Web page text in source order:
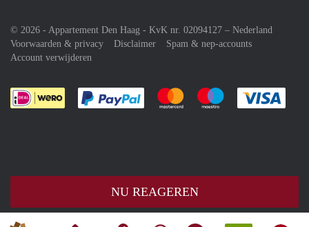
NU REAGEREN
© 2026 - Appartement Den Haag - KvK nr. 02094127 – Nederland
Voorwaarden & privacy
Disclaimer
Spam & nep-accounts
Account verwijderen
Je rekent gemakkelijk af met Paypal
Je rekent gemakkelijk af met
Je rekent